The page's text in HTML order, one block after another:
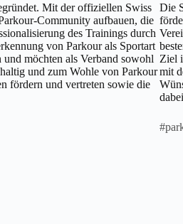
Mit der offiziellen Swiss
Community aufbauen, die
des Trainings durch
von Parkour als Sportart
möchten als Verband sowohl
und zum Wohle von Parkour
fördern und vertreten sowie die
Die
Ziel
mit